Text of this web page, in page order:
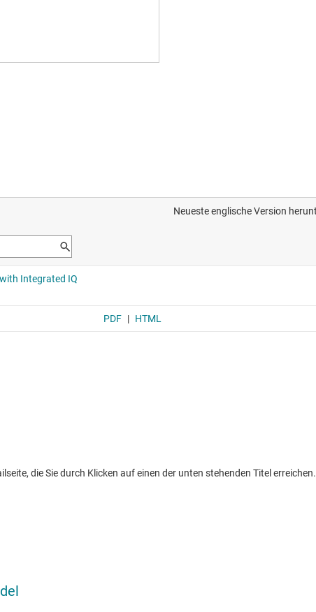
die Sie durch Klicken auf einen der unten stehenden Titel erreichen.